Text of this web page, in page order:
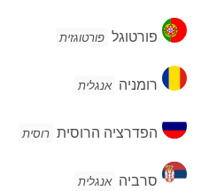
פורטוגל
פורטוגל פורטוגזית
רומניה
רומניה אנגלית
הפדרציה
הרוסית
הפדרציה הרוסית רוסית
סרביה
סרביה אנגלית